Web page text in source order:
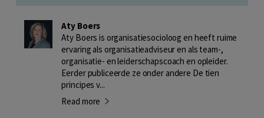
Aty Boers
Aty Boers is organisatiesocioloog en heeft ruime
ervaring als organisatieadviseur en als team-,
organisatie- en leiderschapscoach en opleider.
Eerder publiceerde ze onder andere De tien
principes v...
Read more